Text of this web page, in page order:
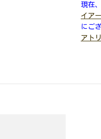
現在
イア
にご
アト